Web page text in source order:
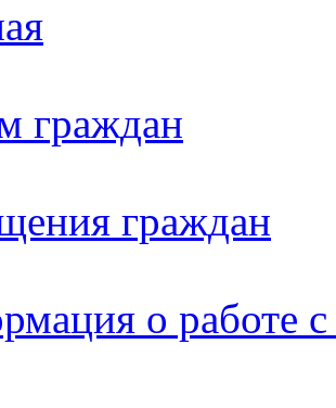
граждан
граждан
о работе